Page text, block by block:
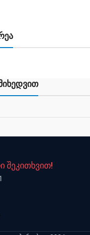
შეკითხვით!